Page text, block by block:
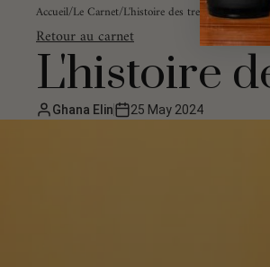
Accueil/Le Carnet/L'histoire des tresses
Retour au carnet
L'histoire
Ghana Elin 25 May 2024